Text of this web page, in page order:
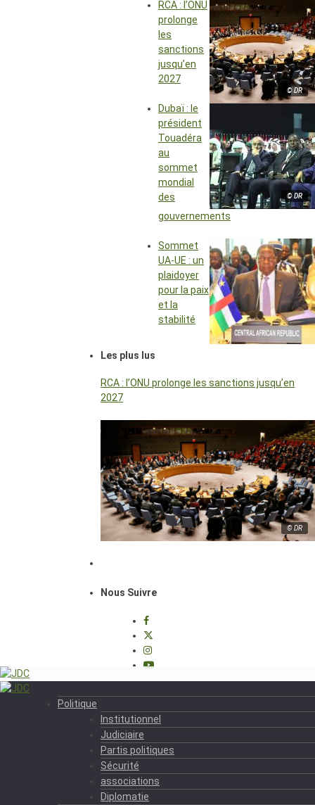
© DR
RCA : l’ONU
prolonge
les
sanctions
jusqu’en
2027
© DR
Dubaï : le
président
Touadéra
au
sommet
mondial
des
gouvernements
Sommet
UA-UE : un
plaidoyer
pour la paix
et la
stabilité
Les plus lus
RCA : l’ONU prolonge les sanctions jusqu’en
2027
© DR
Nous Suivre
Politique
Institutionnel
Judiciaire
Partis politiques
Sécurité
associations
Diplomatie